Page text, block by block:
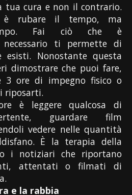
tua cura e non il contrario.
è rubare il tempo, ma
Fai ciò che è
necessario ti permette di
esisti. Nonostante questa
dimostrare che puoi fare,
3 ore di impegno fisico o
riposarti.
è leggere qualcosa di
guardare film
vedere nelle quantità
È la terapia della
i notiziari che riportano
attentati o filmati di
e la rabbia